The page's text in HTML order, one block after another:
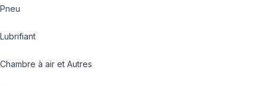
Pneu
Lubrifiant
Chambre à air et Autres